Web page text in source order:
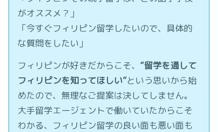
がオススメ？」
「今すぐフィリピン留学したいので、具体的
な質問をしたい」
フィリピンが好きだからこそ、 “留学を通して
フィリピンを知ってほしい”という思いから始
めたので、無理なご提案は決してしません。
大手留学エージェントで働いていたからこそ
わかる、フィリピン留学の良い面も悪い面も